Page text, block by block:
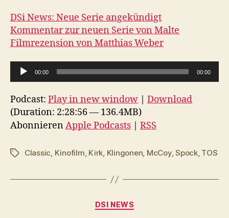
DSi News: Neue Serie angekündigt
Kommentar zur neuen Serie von Malte
Filmrezension von Matthias Weber
u
d
i
o
P
a
00:00 00:00
Podcast: Play in new window
Download
(Duration: 2:28:56 — 136.4MB)
AbonnierenApple Podcasts RSS
Schlagwörter
Classic, Kinofilm, Kirk, Klingonen, McCoy,Spock, TOS
Kategorien
DSI NEWS